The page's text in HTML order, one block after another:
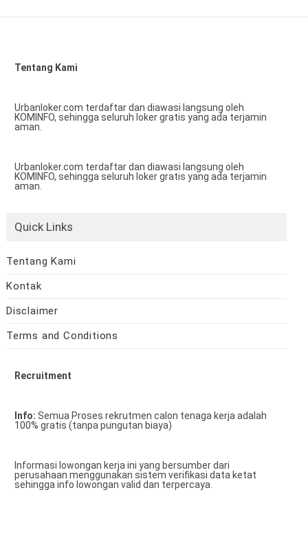
Tentang Kami
Urbanloker.com terdaftar dan diawasi langsung oleh
KOMINFO, sehingga seluruh loker gratis yang ada terjamin
aman.
Urbanloker.com terdaftar dan diawasi langsung oleh
KOMINFO, sehingga seluruh loker gratis yang ada terjamin
aman.
Quick Links
Tentang Kami
Kontak
Disclaimer
Terms and Conditions
Recruitment
Info: Semua Proses rekrutmen calon tenaga kerja adalah
100% gratis (tanpa pungutan biaya)
Informasi lowongan kerja ini yang bersumber dari
perusahaan menggunakan sistem verifikasi data ketat
sehingga info lowongan valid dan terpercaya.